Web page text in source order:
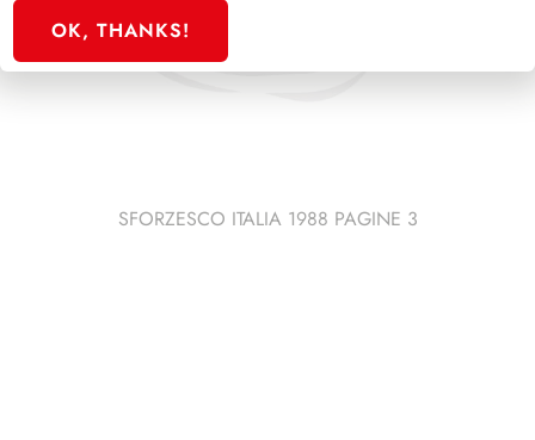
SFORZESCO ITALIA 1988 PAGINE 3
OK, THANKS!